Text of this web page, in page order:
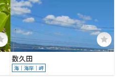
数久田
海｜海岸｜岬